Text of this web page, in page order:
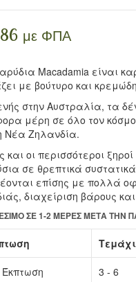
με ΦΠΑ
Macadamia είναι
με βούτυρο και
στην Αυστραλία, τα
μέρη σε όλο τον
Νέα Ζηλανδία.
και οι περισσότεροι
σε θρεπτικά
επίσης με πολλά
διαχείριση βάρους
ΣΕ 1-2 ΜΈΡΕΣ ΜΕΤΆ ΤΗΝ
Έκπτωση 3 - 6